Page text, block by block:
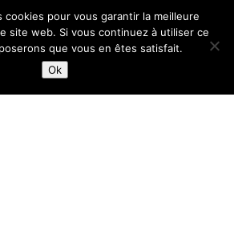
cookies pour vous garantir la meilleure
site web. Si vous continuez à utiliser ce
que vous en êtes satisfait.
Ok